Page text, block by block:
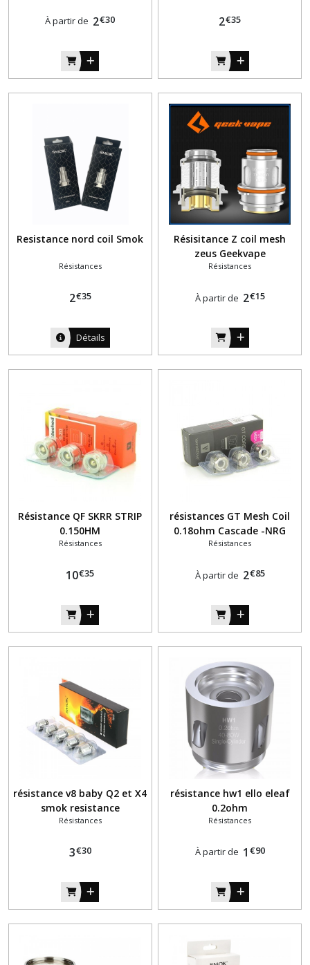
À partir de 2€30 2€35
Resistance nord coil Smok
Résistances
2€35
Détails
Résisitance Z coil mesh
zeus Geekvape
Résistances
À partir de 2€15
Résistance QF SKRR STRIP
0.150HM
Résistances
10€35
résistances GT Mesh Coil
0.18ohm Cascade -NRG
Vaporesso
Résistances
À partir de 2€85
résistance v8 baby Q2 et X4
smok resistance
Résistances
3€30
résistance hw1 ello eleaf
0.2ohm
Résistances
À partir de 1 €90